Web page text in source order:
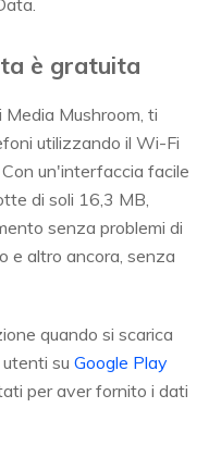
è gratuita
Mushroom, ti
utilizzando il Wi-Fi
un'interfaccia facile
di soli 16,3 MB,
senza problemi di
e altro ancora, senza
quando si scarica
su Google Play
per aver fornito i dati